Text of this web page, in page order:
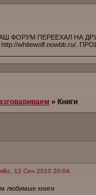
ФОРУМ ПЕРЕЕХАЛ НА
whitewolf.nowbb.ru/.
» Книги
Вс, 12 Сен 2010 20:04
любимые книги